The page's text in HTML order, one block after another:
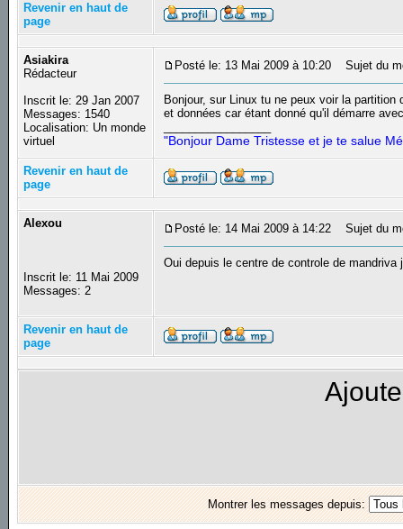
Revenir en haut de
page
Asiakira
Rédacteur
Inscrit le: 29 Jan 2007
Messages: 1540
Localisation: Un monde
virtuel
Posté le: 13 Mai 2009 à 10:20 Sujet du
Bonjour, sur Linux tu ne peux voir la
et données car étant donné qu'il démarre
"Bonjour Dame Tristesse et je te salue
Revenir en haut de
page
Alexou
Inscrit le: 11 Mai 2009
Messages: 2
Posté le: 14 Mai 2009 à 14:22 Sujet du
Oui depuis le centre de controle de
Revenir en haut de
page
Montrer les messages depuis: